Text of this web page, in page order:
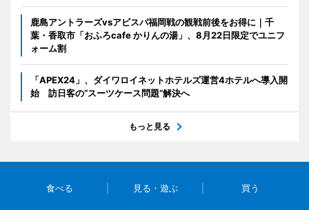
鹿島アントラーズvsアビスパ福岡戦の観戦前後をお得に｜千
葉・香取市「おふろcafe かりんの湯」、8月22日限定でユニフ
ォーム割
「APEX24」、ダイワロイネットホテルズ運営4ホテルへ導入開
始 訪日客の“スーツケース問題”解決へ
もっと見る
食べる 見る・遊ぶ 買う